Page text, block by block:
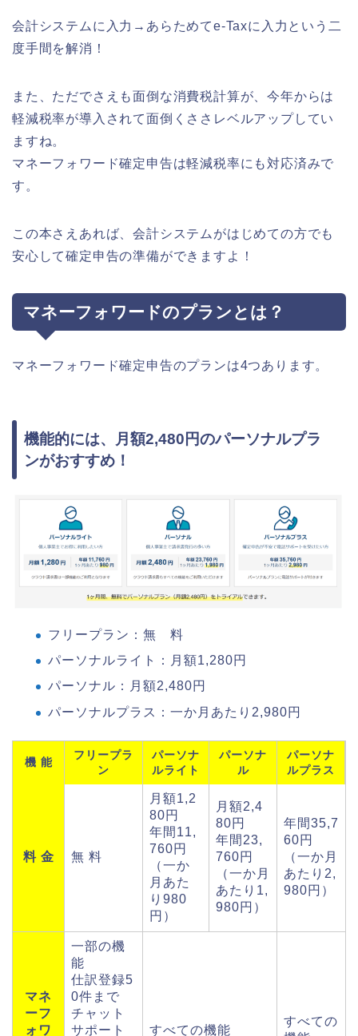
会計システムに入力→あらためてe-Taxに入力という二
度手間を解消！
また、ただでさえも面倒な消費税計算が、今年からは
軽減税率が導入されて面倒くささレベルアップしてい
ますね。
マネーフォワード確定申告は軽減税率にも対応済みで
す。
この本さえあれば、会計システムがはじめての方でも
安心して確定申告の準備ができますよ！
マネーフォワードのプランとは？
マネーフォワード確定申告のプランは4つあります。
機能的には、月額2,480円のパーソナルプラ
ンがおすすめ！
フリープラン：無 料
パーソナルライト：月額1,280円
パーソナル：月額2,480円
パーソナルプラス：一か月あたり2,980円
機 能
フリープラ
ン
パーソナ
ルライト
パーソナ
ル
パーソナ
ルプラス
料 金 無 料
月額1,2
80円
年間11,
760円
（一か
月あた
り980
円）
月額2,4
80円
年間23,
760円
（一か月
あたり1,
980円）
年間35,7
60円
（一か月
あたり2,
980円）
マネ
ーフ
ォワ
一部の機
能
仕訳登録5
0件まで
チャット
サポート
すべての機能
すべての